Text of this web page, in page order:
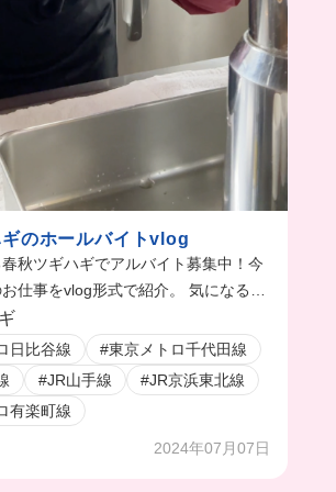
のホールバイトvlog
秋ツギハギでアルバイト募集中！今
仕事をvlog形式で紹介。 気になる人
日比谷線
#東京メトロ千代田線
#JR山手線
#JR京浜東北線
有楽町線
2024年07月07日